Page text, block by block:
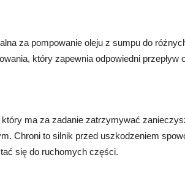
za pompowanie oleju z sumpu do
który zapewnia odpowiedni przepływ
który ma za zadanie zatrzymywać
Chroni to silnik przed uszkodzeniem
się do ruchomych części.